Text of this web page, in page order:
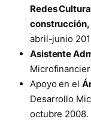
Redes
construcción,
abril-junio
Asistente
Apoyo en el
Desarrollo
octubre 2008.